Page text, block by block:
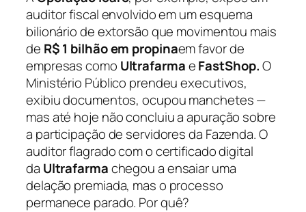
auditor fiscal envolvido em um esquema
bilionário de extorsão que movimentou mais
de R$ 1 bilhão em propinaem favor de
empresas como UltrafarmaeFastShop.O
Ministério Público prendeu executivos,
exibiu documentos, ocupou manchetes —
mas até hoje não concluiu a apuração sobre
a participação de servidores da Fazenda. O
auditor flagrado com o certificado digital
da Ultrafarmachegou a ensaiar uma
delação premiada, mas o processo
permanece parado. Por quê?